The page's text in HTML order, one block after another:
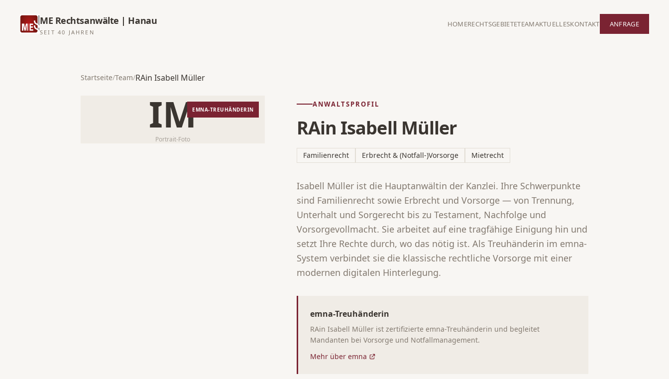
ME Rechtsanwälte | Hanau
SEIT 40 JAHREN
HOMERECHTSGEBIETETEAMAKTUELLESKONTAKT ANFRAGE
Startseite/Team/RAin Isabell Müller
IM
Portrait-Foto
EMNA-TREUHÄNDERIN
ANWALTSPROFIL
RAin Isabell Müller
Familienrecht Erbrecht & (Notfall-)Vorsorge Mietrecht
Isabell Müller ist die Hauptanwältin der Kanzlei. Ihre Schwerpunkte
sind Familienrecht sowie Erbrecht und Vorsorge — von Trennung,
Unterhalt und Sorgerecht bis zu Testament, Nachfolge und
Vorsorgevollmacht. Sie arbeitet auf eine tragfähige Einigung hin und
setzt Ihre Rechte durch, wo das nötig ist. Als Treuhänderin im emna-
System verbindet sie die klassische rechtliche Vorsorge mit einer
modernen digitalen Hinterlegung.
emna-Treuhänderin
RAin Isabell Müller ist zertifizierte emna-Treuhänderin und begleitet
Mandanten bei Vorsorge und Notfallmanagement.
Mehr über emna